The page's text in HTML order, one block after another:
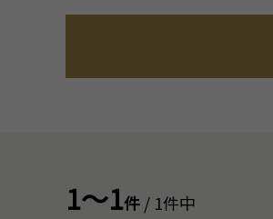
1～1件/ 1件中